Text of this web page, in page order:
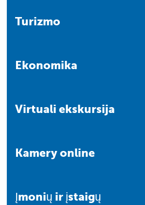
Turizmo
Ekonomika
Virtuali ekskursija
Kamery online
Įmonių ir įstaigų